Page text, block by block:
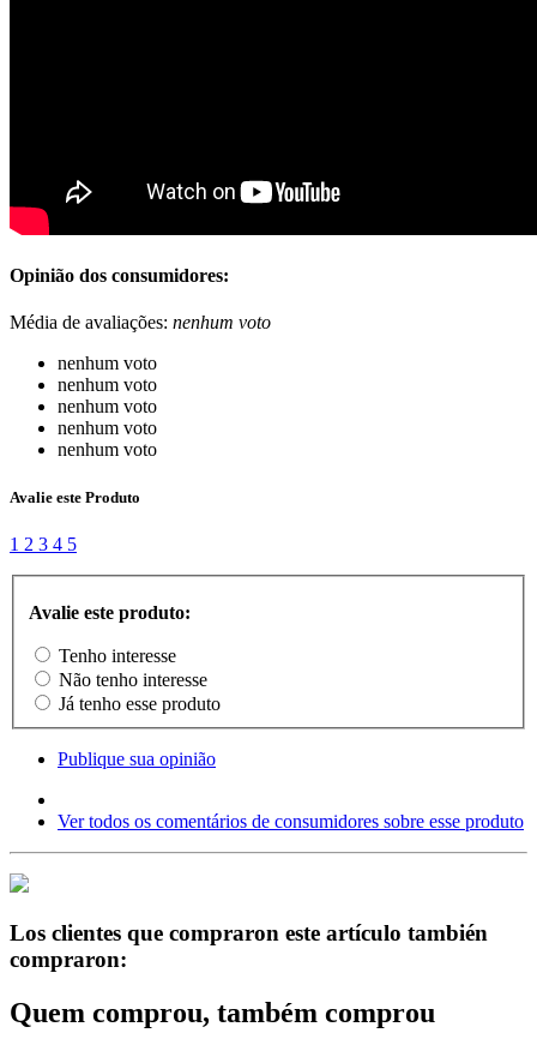
Opinião dos consumidores:
Média de avaliações: nenhum voto
nenhum voto
nenhum voto
nenhum voto
nenhum voto
nenhum voto
Avalie este Produto
1 2 3 4 5
Avalie este produto:
Tenho interesse
Não tenho interesse
Já tenho esse produto
Publique sua opinião
Ver todos os comentários de consumidores sobre esse produto
Los clientes que compraron este artículo también
compraron:
Quem comprou, também comprou